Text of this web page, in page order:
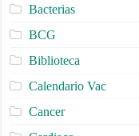
Bacterias
BCG
Biblioteca
Calendario Vac
Cancer